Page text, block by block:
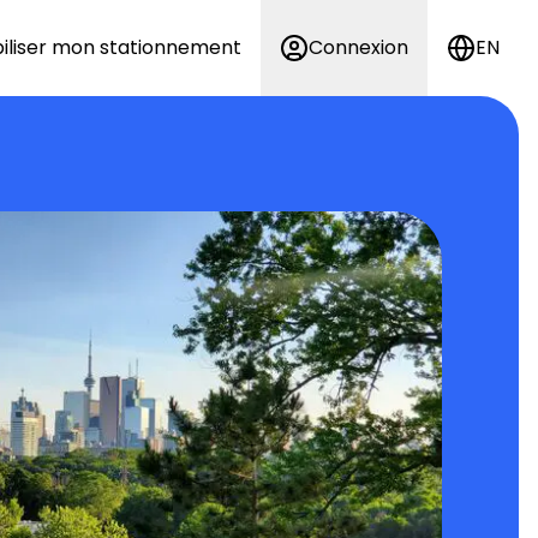
mon stationnement Connexion EN